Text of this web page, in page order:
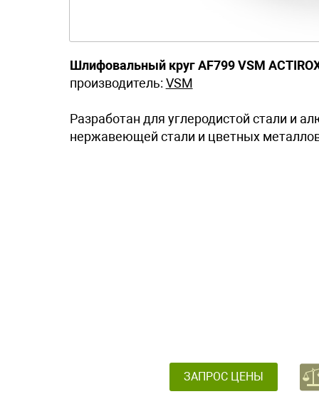
Шлифовальный круг AF799 VSM
производитель: VSM
Разработан для углеродистой стали и
нержавеющей стали и цветных
ЗАПРОС ЦЕНЫ